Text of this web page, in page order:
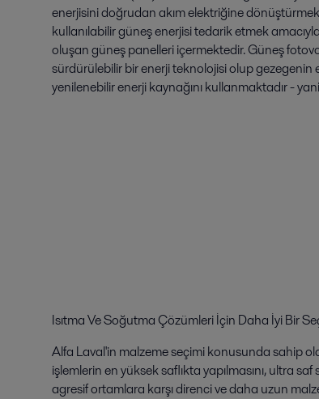
enerjisini doğrudan akım elektriğine
kullanılabilir güneş enerjisi tedarik etmek
oluşan güneş panelleri içermektedir. Güneş
sürdürülebilir bir enerji teknolojisi olup gezegenin
yenilenebilir enerji kaynağını kullanmaktadır -
Isıtma Ve Soğutma Çözümleri İçin Daha İyi Bir
Alfa Laval'in malzeme seçimi konusunda sahip
işlemlerin en yüksek saflıkta yapılmasını, ultra
agresif ortamlara karşı direnci ve daha uzun